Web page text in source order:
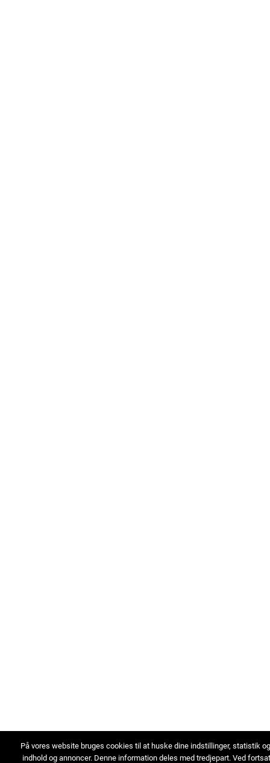
På vores website bruges cookies til at huske dine indstillinger, statistik
indhold og annoncer. Denne information deles med tredjepart. Ved